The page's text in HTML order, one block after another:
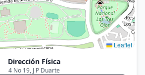
Leaflet
Dirección Física
4 No 19, J P Duarte